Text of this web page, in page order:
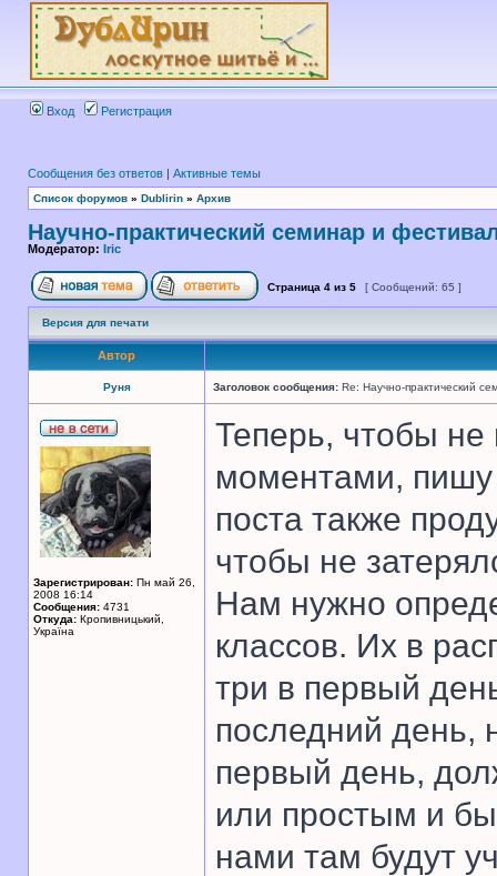
Вход Регистрация
Сообщения без ответов | Активные темы
Список форумов » Dublirin » Архив
Научно-практический семинар и
Модератор: Iric
Страница 4 из 5 [ Сообщений: 65 ]
Версия для печати
Автор
Руня Заголовок сообщения: Re: Научно-практический
Зарегистрирован: Пн май 26,
2008 16:14
Сообщения: 4731
Откуда: Кропивницький,
Україна
Теперь, чтобы не
моментами,
поста также
чтобы не
Нам нужно
классов. Их в
три в первый
последний день,
первый день,
или простым и
нами там будут